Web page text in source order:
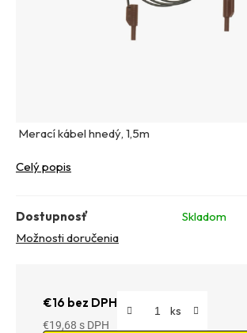
Merací kábel hnedý, 1,5m
Celý popis
Dostupnosť
Skladom
Možnosti doručenia
€16 bez DPH
€19,68